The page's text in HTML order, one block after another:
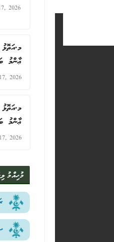
2026
ޢާންމު
2026
ޢާންމު
2026
މުހިއްމު